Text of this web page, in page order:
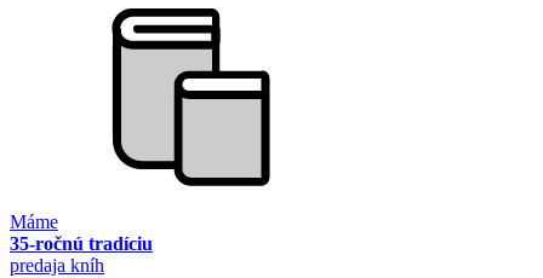
Máme
35-ročnú tradíciu
predaja kníh